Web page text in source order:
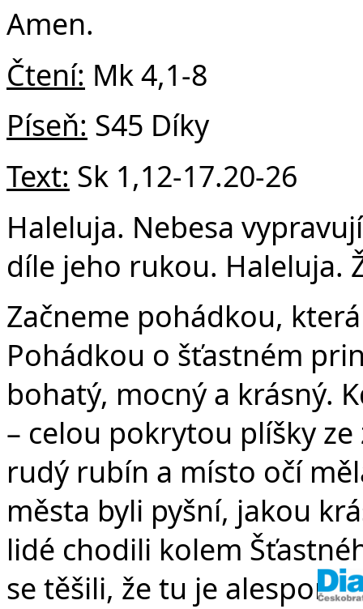
v
Amen.
Čtení: Mk 4,1-8
Píseň: S45 Díky
Text: Sk 1,12-17.20-26
Haleluja. Nebesa
díle jeho rukou. Haleluja.
Začneme pohádkou,
Pohádkou o šťastném
bohatý, mocný a krásný.
– celou pokrytou plíšky
rudý rubín a místo očí
města byli pyšní, jakou
lidé chodili kolem
se těšili, že tu je alespoň